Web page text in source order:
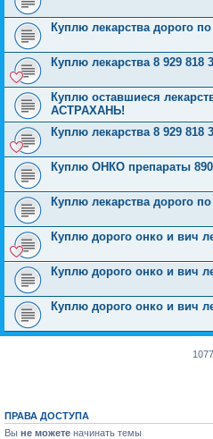
Куплю лекарства дорого
Куплю лекарства 8 929 818
Куплю оставшиеся
АСТРАХАНЬ!
Куплю лекарства 8 929 818
Куплю ОНКО препараты
Куплю лекарства дорого
Куплю дорого онко и вич
Куплю дорого онко и вич
Куплю дорого онко и вич
ПРАВА ДОСТУПА
Вы не можете начинать темы